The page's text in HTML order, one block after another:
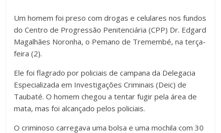
Um homem foi preso com drogas e celulares nos fundos
do Centro de Progressão Penitenciária (CPP) Dr. Edgard
Magalhães Noronha, o Pemano de Tremembé, na terça-
feira (2).
Ele foi flagrado por policiais de campana da Delegacia
Especializada em Investigações Criminais (Deic) de
Taubaté. O homem chegou a tentar fugir pela área de
mata, mas foi alcançado pelos policiais.
O criminoso carregava uma bolsa e uma mochila com 30